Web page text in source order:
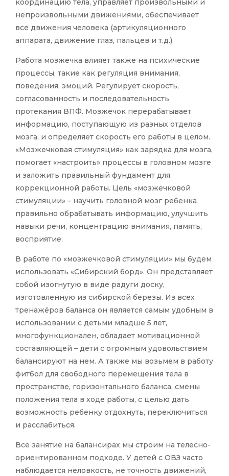
непроизвольными движениями, обеспечивает
все движения человека (артикуляционного
аппарата, движение глаз, пальцев и т.д.)
Работа мозжечка влияет также на психические
процессы, такие как регуляция внимания,
поведения, эмоций. Регулирует скорость,
согласованность и последовательность
протекания ВПФ. Мозжечок перерабатывает
информацию, поступающую из разных отделов
мозга, и определяет скорость его работы в целом.
«Мозжечковая стимуляция» как зарядка для мозга,
помогает «настроить» процессы в головном мозге
и заложить правильный фундамент для
коррекционной работы. Цель «мозжечковой
стимуляции» – научить головной мозг ребенка
правильно обрабатывать информацию, улучшить
навыки речи, концентрацию внимания, память,
восприятие.
В работе по «мозжечковой стимуляции» мы будем
использовать «Сибирский борд». Он представляет
собой изогнутую в виде радуги доску,
изготовленную из сибирской березы. Из всех
тренажёров баланса он является самым удобным в
использовании с детьми младше 5 лет,
многофункционален, обладает мотивационной
составляющей – дети с огромным удовольствием
балансируют на нем. А также мы возьмем в работу
фитбол для свободного перемещения тела в
пространстве, горизонтального баланса, смены
положения тела в ходе работы, с целью дать
возможность ребенку отдохнуть, переключиться
и расслабиться.
Все занятие на балансирах мы строим на телесно-
ориентированном подходе. У детей с ОВЗ часто
наблюдается неловкость, не точность движений,